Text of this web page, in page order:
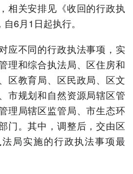
相关安排见《收回的行政执
6月1日起执行。
应不同的行政执法事项，实
理和综合执法局、区住房和
区教育局、区民政局、区文
市规划和自然资源局辖区管
理局辖区监管局、市生态环
门。其中，调整后，交由区
局实施的行政执法事项最